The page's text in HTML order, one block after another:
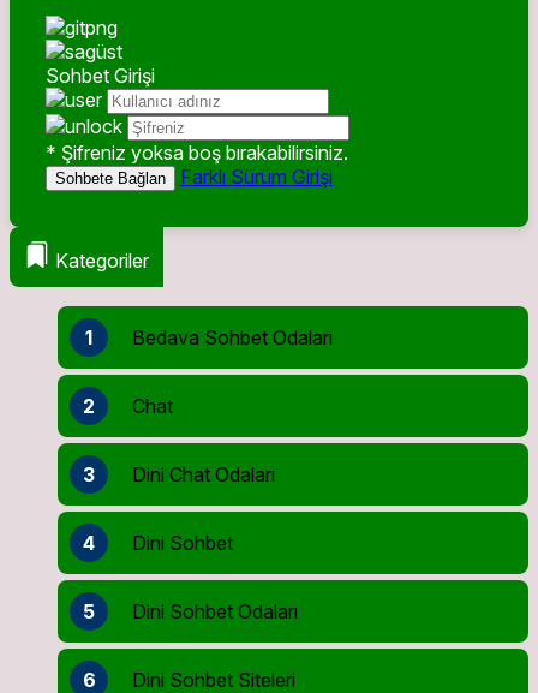
Sohbet Girişi
* Şifreniz yoksa boş bırakabilirsiniz.
Sohbete Bağlan Farklı Sürüm Girişi
Kategoriler
1 Bedava Sohbet Odaları
2 Chat
3 Dini Chat Odaları
4 Dini Sohbet
5 Dini Sohbet Odaları
6 Dini Sohbet Siteleri